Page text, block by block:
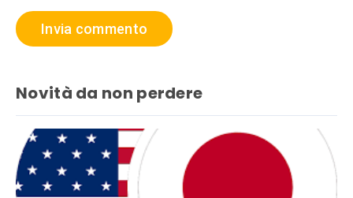
Novità da non perdere